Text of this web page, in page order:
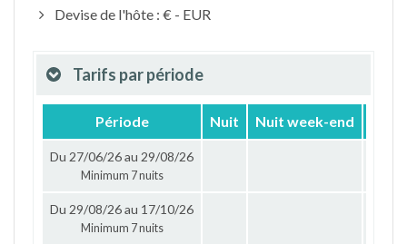
Devise de l'hôte : € - EUR
Tarifs par période
Période Nuit Nuit week-end
Du 27/06/26 au 29/08/26
Minimum 7 nuits
Du 29/08/26 au 17/10/26
Minimum 7 nuits